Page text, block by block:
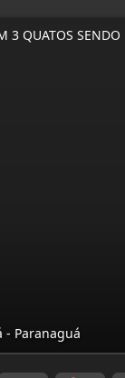
3 QUATOS
- Paranaguá